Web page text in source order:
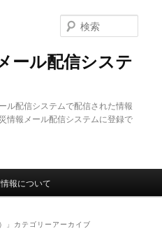
ール配信システ
ル配信システムで配信された情報
情報メール配信システムに登録で
索
報について
」カテゴリーアーカイブ